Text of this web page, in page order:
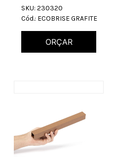
SKU: 230320
Cód.: ECOBRISE GRAFITE
ORÇAR